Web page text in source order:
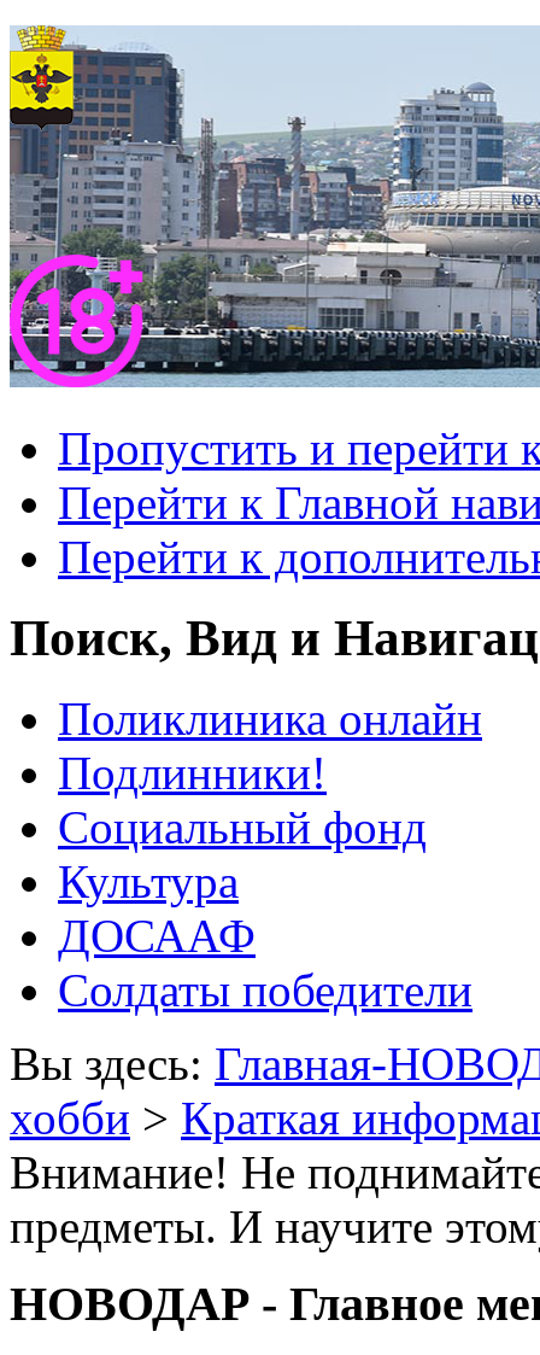
Пропустить и перейти
Перейти к Главной
Перейти к
Поиск, Вид и
Поликлиника онлайн
Подлинники!
Социальный фонд
Культура
ДОСААФ
Солдаты победители
Вы здесь: Главная-
хобби > Краткая
Внимание! Не
предметы. И научите
НОВОДАР - Главное